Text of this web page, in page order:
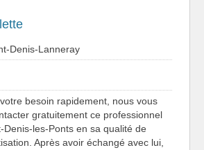
Denis-Lanneray
besoin rapidement, nous vous
gratuitement ce professionnel
Denis-les-Ponts en sa qualité de
Après avoir échangé avec lui,